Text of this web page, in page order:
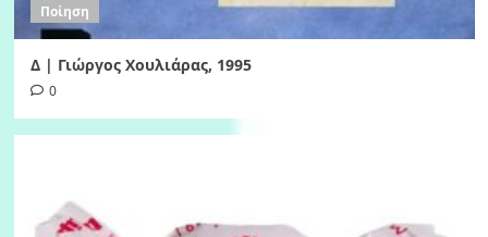
Ποίηση
Δ | Γιώργος Χουλιάρας, 1995
0